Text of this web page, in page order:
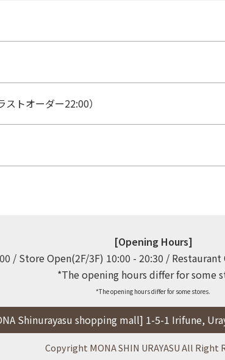
トオーダー22:00）
[Opening Hours]
/ Store Open(2F/3F) 10:00 - 20:30 /
*The opening hours differ for some stores.
Shinurayasu shopping mall] 1-5-1 Irifune,
Copyright MONA SHIN URAYASU All Right